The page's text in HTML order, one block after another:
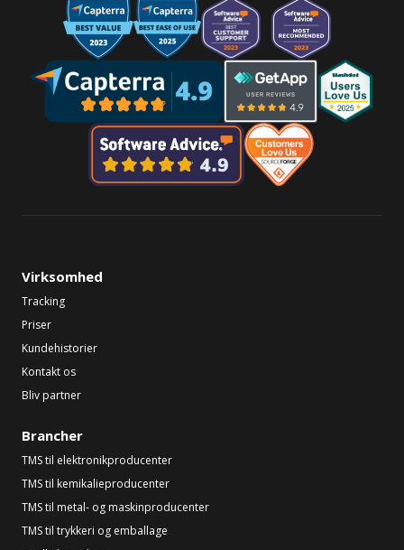
Virksomhed
Tracking
Priser
Kundehistorier
Kontakt os
Bliv partner
Brancher
TMS til elektronikproducenter
TMS til kemikalieproducenter
TMS til metal- og maskinproducenter
TMS til trykkeri og emballage